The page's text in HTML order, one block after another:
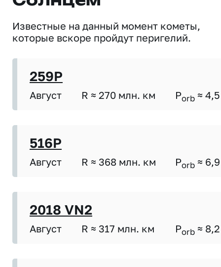
Известные на данный момент кометы,
которые вскоре пройдут перигелий.
259P
Август R ≈ 270 млн. км Porb ≈ 4,5
516P
Август R ≈ 368 млн. км Porb ≈ 6,9
2018 VN2
Август R ≈ 317 млн. км Porb ≈ 8,2